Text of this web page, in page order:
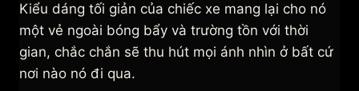
Kiểu dáng tối giản của chiếc xe mang lại cho nó
một vẻ ngoài bóng bẩy và trường tồn với thời
gian, chắc chắn sẽ thu hút mọi ánh nhìn ở bất cứ
nơi nào nó đi qua.